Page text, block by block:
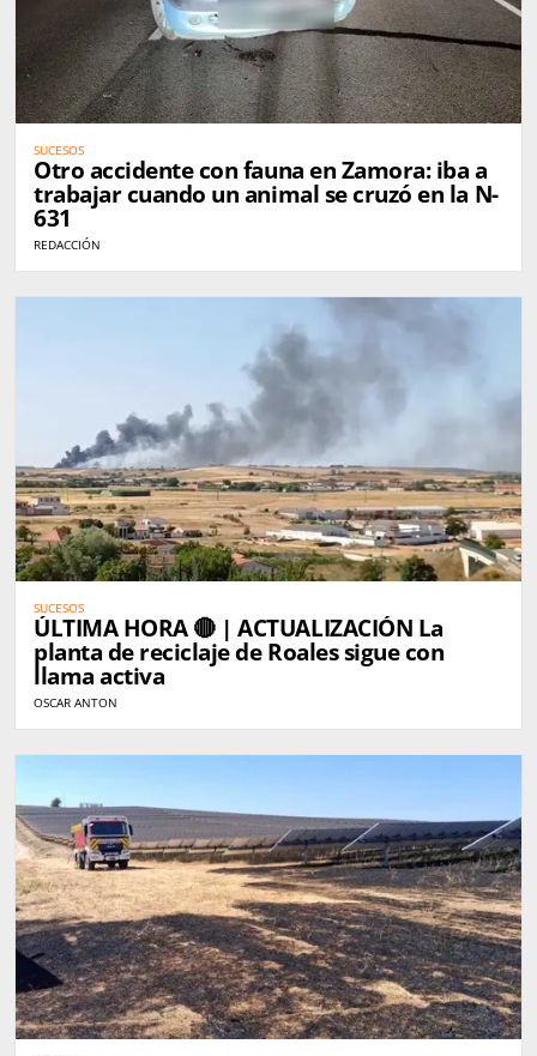
SUCESOS
Otro accidente con fauna en Zamora: iba a
trabajar cuando un animal se cruzó en la N-
631
REDACCIÓN
SUCESOS
ÚLTIMA HORA 🔴 | ACTUALIZACIÓN La
planta de reciclaje de Roales sigue con
llama activa
OSCAR ANTON